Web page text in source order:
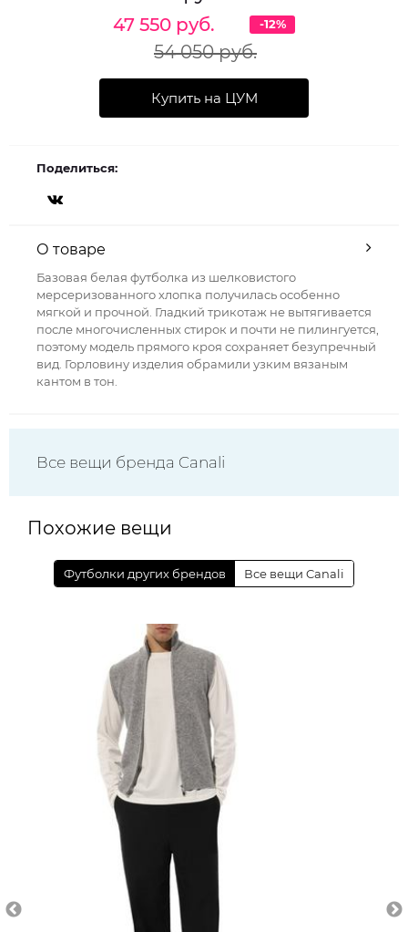
47 550 руб.
54 050 руб.
-12%
Купить на ЦУМ
Поделиться:
О товаре
Базовая белая футболка из шелковистого
мерсеризованного хлопка получилась особенно
мягкой и прочной. Гладкий трикотаж не вытягивается
после многочисленных стирок и почти не пилингуется,
поэтому модель прямого кроя сохраняет безупречный
вид. Горловину изделия обрамили узким вязаным
кантом в тон.
Все вещи бренда Canali
Похожие вещи
Футболки других брендов Все вещи Canali